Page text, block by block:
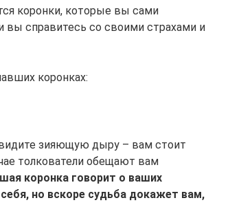
коронки, которые вы сами
вы справитесь со своими страхами и
коронках:
зияющую дыру – вам стоит
толкователи обещают вам
коронка говорит о ваших
но вскоре судьба докажет вам,